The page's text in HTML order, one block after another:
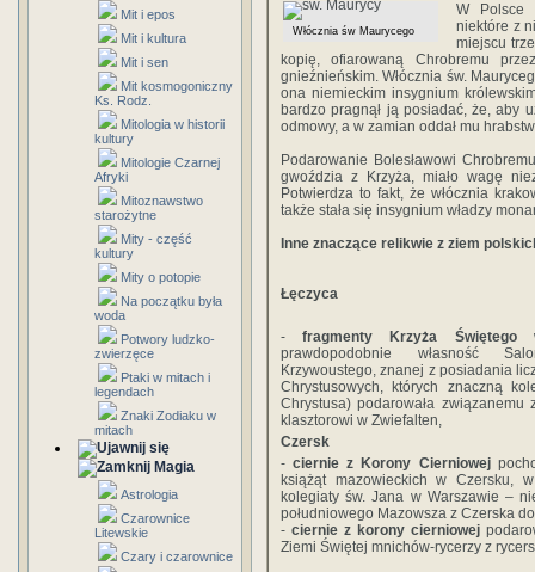
Mit i epos
Mit i kultura
Mit i sen
Mit kosmogoniczny
Ks. Rodz.
Mitologia w historii
kultury
Mitologie Czarnej
Afryki
Mitoznawstwo
starożytne
Mity - część
kultury
Mity o potopie
Na początku była
woda
Potwory ludzko-
zwierzęce
Ptaki w mitach i
legendach
Znaki Zodiaku w
mitach
Magia
Astrologia
Czarownice
Litewskie
Czary i czarownice
Włócznia św Maurycego
W Polsce
niektóre z
miejscu
kopię, ofiarowaną Chrobremu
gnieźnieńskim. Włócznia św.
ona niemieckim insygnium
bardzo pragnął ją posiadać, że, aby
odmowy, a w zamian oddał mu
Podarowanie Bolesławowi
gwoździa z Krzyża, miało wagę
Potwierdza to fakt, że włócznia
także stała się insygnium władzy
Inne znaczące relikwie z ziem
Łęczyca
-fragmenty Krzyża Świętegow
prawdopodobnie własność
Krzywoustego, znanej z posiadania
Chrystusowych, których znaczną
Chrystusa) podarowała
klasztorowi w Zwiefalten,
Czersk
-ciernie z Korony Cierniowej
książąt mazowieckich w Czersku,
kolegiaty św. Jana w Warszawie –
południowego Mazowsza z Czerska
- ciernie z korony cierniowej
Ziemi Świętej mnichów-rycerzy z